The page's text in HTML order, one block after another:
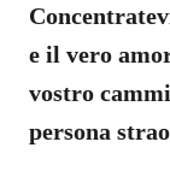
e il vero
vostro
persona